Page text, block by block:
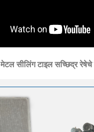
मेटल सीलिंग टाइल सच्छिद्र रेषेचे